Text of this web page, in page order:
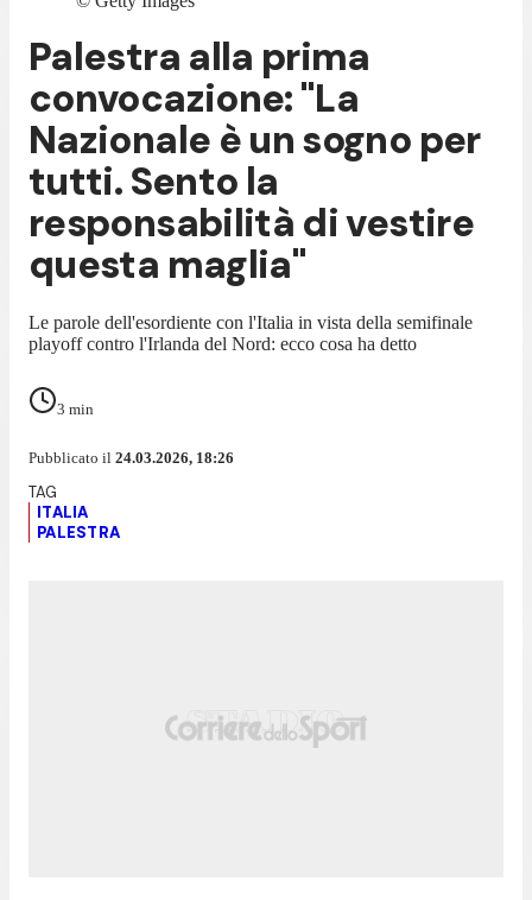
Palestra alla prima
convocazione: "La
Nazionale è un sogno per
tutti. Sento la
responsabilità di vestire
questa maglia"
Le parole dell'esordiente con l'Italia in vista della semifinale
playoff contro l'Irlanda del Nord: ecco cosa ha detto
3 min
Pubblicato il 24.03.2026, 18:26
ITALIA
PALESTRA